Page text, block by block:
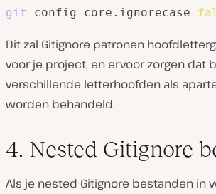
git config core.ignorecase
Dit zal Gitignore patronen
voor je project, en ervoor zorgen dat
verschillende letterhoofden als
worden behandeld.
4. Nested Gitignore
Als je nested Gitignore bestanden in